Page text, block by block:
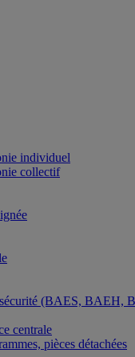
individuel
collectif
sécurité (BAES,
centrale
pièces détachées